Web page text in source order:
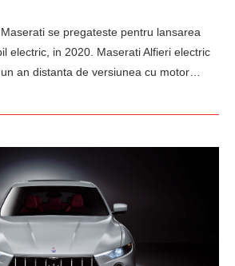
se pregateste pentru lansarea
electric, in 2020. Maserati Alfieri electric
an distanta de versiunea cu motor…